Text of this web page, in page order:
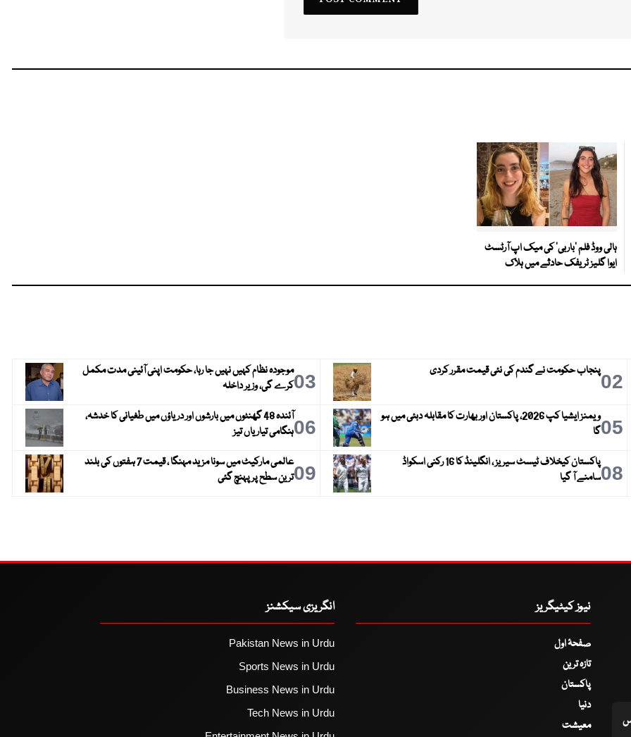
ہالی ووڈ فلم ’باربی‘ کی میک اپ آرٹسٹ
ایوا گلیز ٹریفک حادثے میں ہلاک
02پنجاب حکومت نے گندم کی نئی قیمت مقرر کردی 03موجودہ نظام کہیں نہیں جا رہا، حکومت اپنی آئینی مدت مکمل
کرے گی، وزیر داخلہ
05
ویمنز ایشیا کپ 2026، پاکستان اور بھارت کا مقابلہ دبئی میں ہو
گا
06
آئندہ 48 گھنٹوں میں بارشوں اور دریاؤں میں طغیانی کا خدشہ،
ہنگامی تیاریاں تیز
08
پاکستان کیخلاف ٹیسٹ سیریز ، انگلینڈ کا 16 رکنی اسکواڈ
سامنے آ گیا
09
عالمی مارکیٹ میں سونا مزید مہنگا ، قیمت 7 ہفتوں کی بلند
ترین سطح پر پہنچ گئی
نیوز کیٹیگریز
صفحۂ اول
تازہ ترین
پاکستان
دنیا
معیشت
انگریزی سیکشنز
Pakistan News in Urdu
Sports News in Urdu
Business News in Urdu
Tech News in Urdu